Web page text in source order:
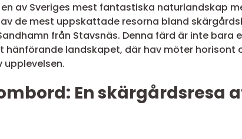
av Sveriges mest fantastiska naturlandskap
av de mest uppskattade resorna bland
från Stavsnäs. Denna färd är inte bara
hänförande landskapet, där hav möter horisont
upplevelsen.
En skärgårdsresa